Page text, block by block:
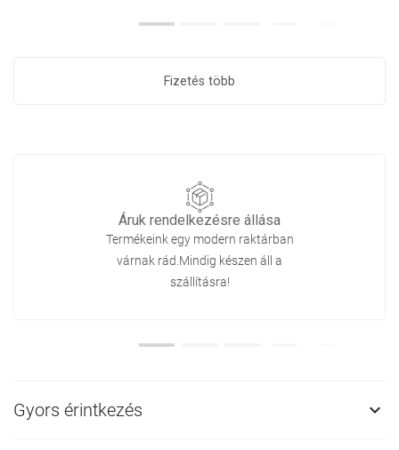
Fizetés több
Áruk rendelkezésre állása
Termékeink egy modern raktárban
várnak rád.Mindig készen áll a
szállításra!
Gyors érintkezés 